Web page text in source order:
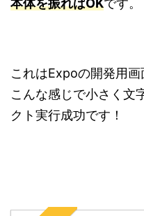
本体を振ればOKです。
これはExpoの開発用
こんな感じで小さく文
クト実行成功です！